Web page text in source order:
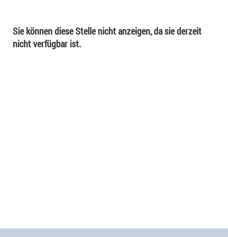
Sie können diese Stelle nicht anzeigen, da sie derzeit
nicht verfügbar ist.